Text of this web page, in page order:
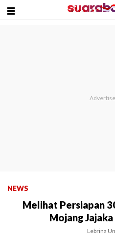
NEWS
Melihat Persiapan
Mojang
Lebrina